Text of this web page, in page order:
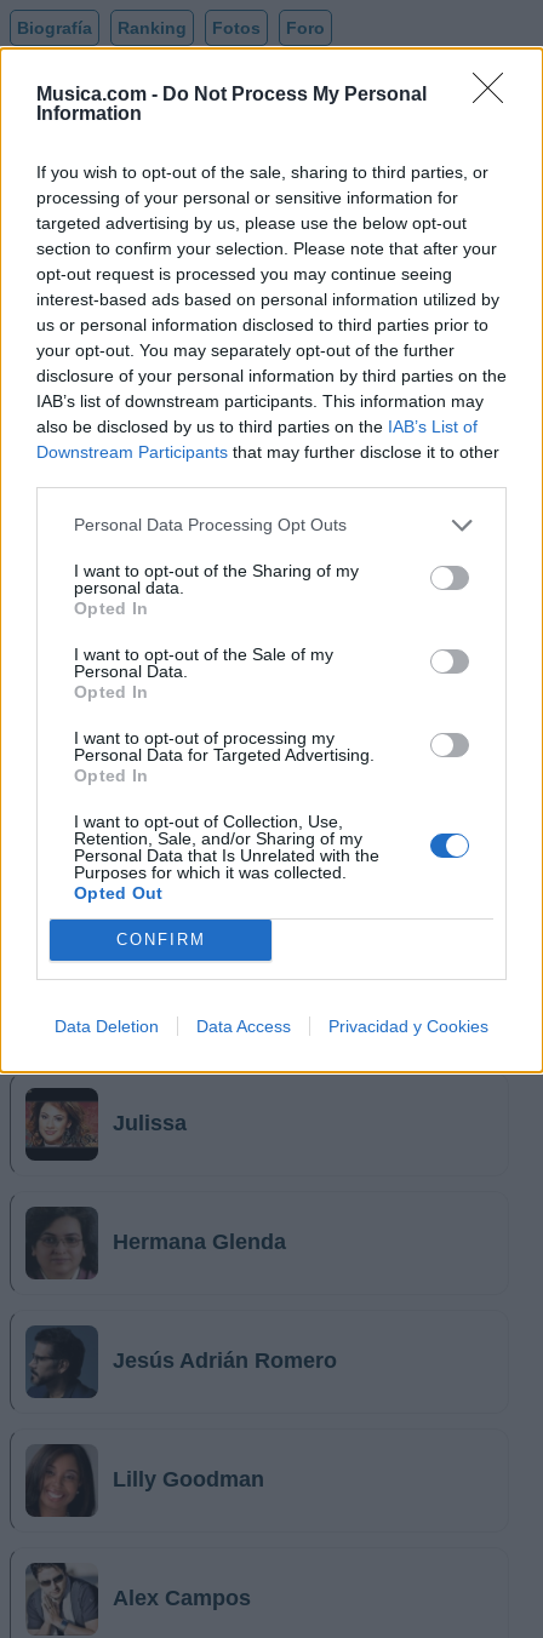
Musica.com - Do Not Process My Personal
Information
If you wish to opt-out of the sale, sharing to third parties, or
processing of your personal or sensitive information for
targeted advertising by us, please use the below opt-out
section to confirm your selection. Please note that after your
opt-out request is processed you may continue seeing
interest-based ads based on personal information utilized by
us or personal information disclosed to third parties prior to
your opt-out. You may separately opt-out of the further
disclosure of your personal information by third parties on the
IAB’s list of downstream participants. This information may
also be disclosed by us to third parties on the IAB’s List of
Downstream Participants that may further disclose it to other
Personal Data Processing Opt Outs
I want to opt-out of the Sharing of my
personal data.
Opted In
I want to opt-out of the Sale of my
Personal Data.
Opted In
I want to opt-out of processing my
Personal Data for Targeted Advertising.
Opted In
I want to opt-out of Collection, Use,
Retention, Sale, and/or Sharing of my
Personal Data that Is Unrelated with the
Purposes for which it was collected.
Opted Out
CONFIRM
Data Deletion Data Access Privacidad y Cookies
Biografía Ranking Fotos Foro
Añadir Letra
Biografía de Rabito
Rabito: Una Trayectoria Musical Inspiradora
Ranking de Rabito
Rabitono está entre los 500 artistas más
apoyados y visitados de esta semana, su mejor
puesto ha sido el437ºen junio de 2024.
¿Apoyar a Rabito?
Ranking de Rabito TOP Música
Julissa
Hermana Glenda
Jesús Adrián Romero
Lilly Goodman
Alex Campos